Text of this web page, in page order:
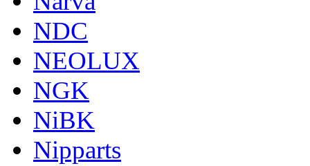
NDC
NEOLUX
NGK
NiBK
Nipparts